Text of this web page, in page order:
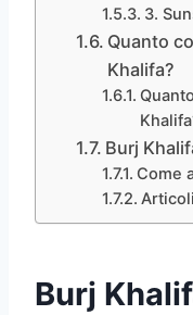
3.
Quanto
Khalifa?
Burj
Come
Burj